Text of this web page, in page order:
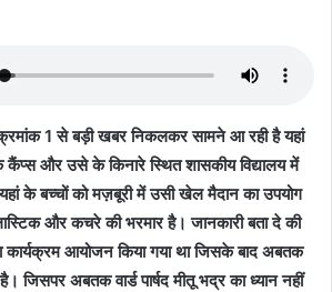
1 से बड़ी खबर निकलकर सामने आ रही है यहां
और उसे के किनारे स्थित शासकीय विद्यालय में
के बच्चों को मज़बूरी में उसी खेल मैदान का उपयोग
और कचरे की भरमार है। जानकारी बता दे की
आयोजन किया गया था जिसके बाद अबतक
जिसपर अबतक वार्ड पार्षद मीतू भद्र का ध्यान नहीं